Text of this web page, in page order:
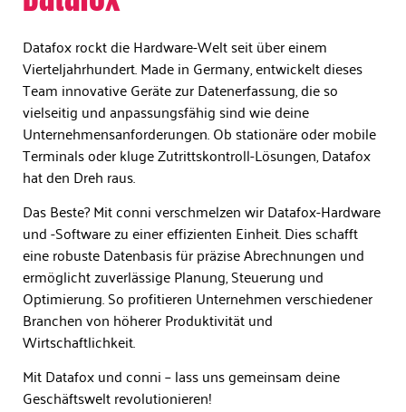
Datafox rockt die Hardware-Welt seit über einem
Vierteljahrhundert. Made in Germany, entwickelt dieses
Team innovative Geräte zur Datenerfassung, die so
vielseitig und anpassungsfähig sind wie deine
Unternehmensanforderungen. Ob stationäre oder mobile
Terminals oder kluge Zutrittskontroll-Lösungen, Datafox
hat den Dreh raus.
Das Beste? Mit conni verschmelzen wir Datafox-Hardware
und -Software zu einer effizienten Einheit. Dies schafft
eine robuste Datenbasis für präzise Abrechnungen und
ermöglicht zuverlässige Planung, Steuerung und
Optimierung. So profitieren Unternehmen verschiedener
Branchen von höherer Produktivität und
Wirtschaftlichkeit.
Mit Datafox und conni – lass uns gemeinsam deine
Geschäftswelt revolutionieren!